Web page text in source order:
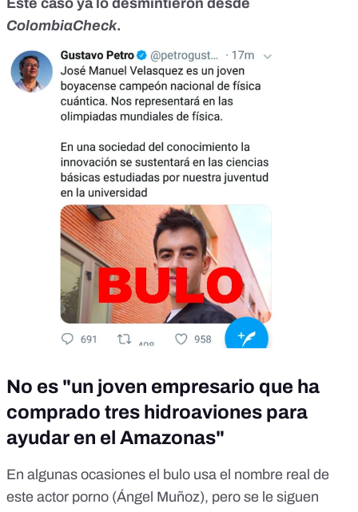
ColombiaCheck.
No es "un joven empresario que ha
comprado tres hidroaviones para
ayudar en el Amazonas"
En algunas ocasiones el bulo usa el nombre real de
este actor porno (Ángel Muñoz), pero se le siguen